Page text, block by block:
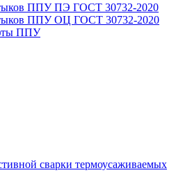
ППУ ПЭ ГОСТ 30732-2020
ППУ ОЦ ГОСТ 30732-2020
ППУ
сварки термоусаживаемых